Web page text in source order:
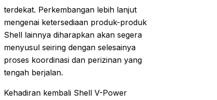
terdekat. Perkembangan lebih lanjut
mengenai ketersediaan produk-produk
Shell lainnya diharapkan akan segera
menyusul seiring dengan selesainya
proses koordinasi dan perizinan yang
tengah berjalan.
Kehadiran kembali Shell V-Power